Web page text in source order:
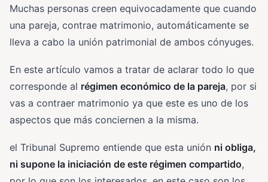
Muchas personas creen equivocadamente que cuando
una pareja, contrae matrimonio, automáticamente se
lleva a cabo la unión patrimonial de ambos cónyuges.
En este artículo vamos a tratar de aclarar todo lo que
corresponde al régimen económico de la pareja, por si
vas a contraer matrimonio ya que este es uno de los
aspectos que más conciernen a la misma.
el Tribunal Supremo entiende que esta unión ni obliga,
ni supone la iniciación de este régimen compartido,